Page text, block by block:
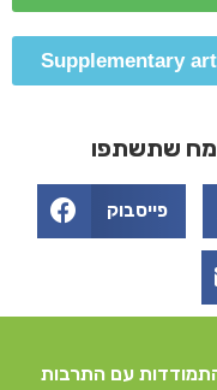
Supplementary
שתשתפו
פייסבוק
עם התרבות